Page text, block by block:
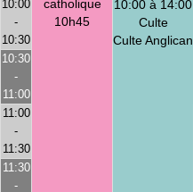
catholique
10h45
10:00
-
10:30
10:00 à 14:00
Culte
Culte Anglican
10:30
-
11:00
11:00
-
11:30
11:30
-